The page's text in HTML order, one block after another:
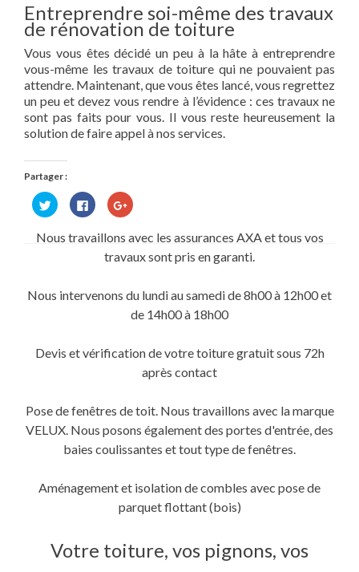
Entreprendre soi-même des travaux
de rénovation de toiture
Vous vous êtes décidé un peu à la hâte à entreprendre
vous-même les travaux de toiture qui ne pouvaient pas
attendre. Maintenant, que vous êtes lancé, vous regrettez
un peu et devez vous rendre à l’évidence : ces travaux ne
sont pas faits pour vous. Il vous reste heureusement la
solution de faire appel à nos services.
Partager :
Cliquez
pour
partager
Twitter(ouvre
Cliquez
pour
partager
sur
Facebook(ouvre
dans
une
Cliquez
pour
Google+
dans
fenêtre)
Nous travaillons avec les assurances AXA et tous vos
travaux sont pris en garanti.
Nous intervenons du lundi au samedi de 8h00 à 12h00 et
de 14h00 à 18h00
Devis et vérification de votre toiture gratuit sous 72h
après contact
Pose de fenêtres de toit. Nous travaillons avec la marque
VELUX. Nous posons également des portes d'entrée, des
baies coulissantes et tout type de fenêtres.
Aménagement et isolation de combles avec pose de
parquet flottant (bois)
Votre toiture, vos pignons, vos